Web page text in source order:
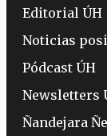
Editorial ÚH
Noticias
Pódcast ÚH
Newsletters
Ñandejara